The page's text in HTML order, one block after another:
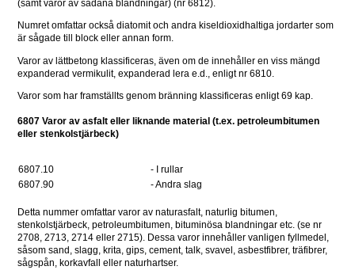
(samt varor av sådana blandningar) (nr 6812).
Numret omfattar också diatomit och andra kiseldioxidhaltiga jordarter som
är sågade till block eller annan form.
Varor av lättbetong klassificeras, även om de innehåller en viss mängd
expanderad vermikulit, expanderad lera e.d., enligt nr 6810.
Varor som har framställts genom bränning klassificeras enligt 69 kap.
6807 Varor av asfalt eller liknande material (t.ex. petroleumbitumen
eller stenkolstjärbeck)
6807.10
- I rullar
6807.90
- Andra slag
Detta nummer omfattar varor av naturasfalt, naturlig bitumen,
stenkolstjärbeck, petroleumbitumen, bituminösa blandningar etc. (se nr
2708, 2713, 2714 eller 2715). Dessa varor innehåller vanligen fyllmedel,
såsom sand, slagg, krita, gips, cement, talk, svavel, asbestfibrer, träfibrer,
sågspån, korkavfall eller naturhartser.